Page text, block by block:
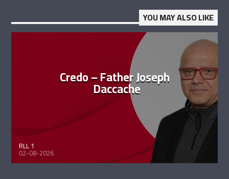
YOU MAY ALSO LIKE
Credo – Father Joseph
Daccache
RLL 1
02-08-2026